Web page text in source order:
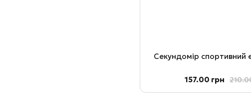
Секундомір спортивний
157.00 грн